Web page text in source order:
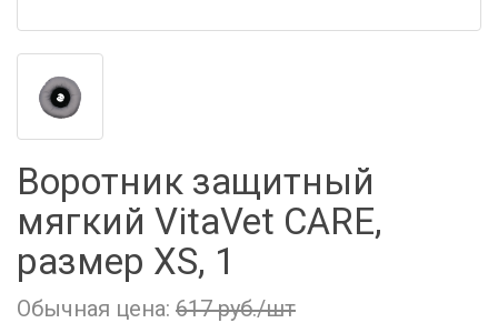
Электронная маркировка коров
Держатели лизунцов
Воротник защитный
мягкий VitaVet CARE,
размер XS, 1
Обычная цена: 617 руб./шт